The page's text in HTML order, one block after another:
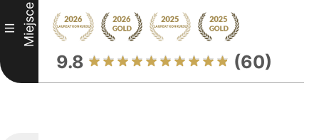
III Miejsce
9.8 (60)